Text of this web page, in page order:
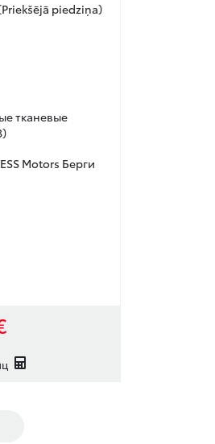
piedziņa)
тканевые
Motors Берги